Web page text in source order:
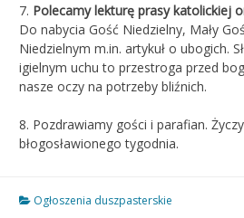
7. Polecamy lekturę prasy katolickiej
Do nabycia Gość Niedzielny, Mały
Niedzielnym m.in. artykuł o ubogich.
igielnym uchu to przestroga przed
nasze oczy na potrzeby bliźnich.
8. Pozdrawiamy gości i parafian.
błogosławionego tygodnia.
Ogłoszenia duszpasterskie